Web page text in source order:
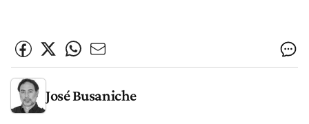
José Busaniche